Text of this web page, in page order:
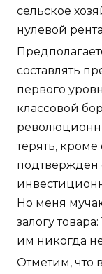
сельское
нулевой
составлять
первого
классовой
терять,
подтвержден
Но меня
залогу
им никогда
Отметим, что